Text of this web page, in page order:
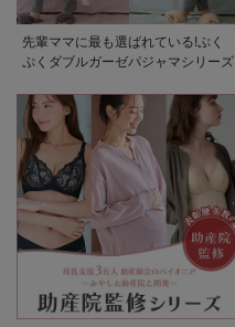
先輩ママに最も選ばれている!ぷく
ぷくダブルガーゼパジャマシリーズ